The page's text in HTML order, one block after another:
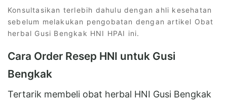
Konsultasikan terlebih dahulu dengan ahli kesehatan
sebelum melakukan pengobatan dengan artikel Obat
herbal Gusi Bengkak HNI HPAI ini.
Cara Order Resep HNI untuk Gusi
Bengkak
Tertarik membeli obat herbal HNI Gusi Bengkak